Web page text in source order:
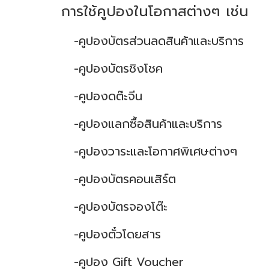
การใช้คูปองในโอกาสต่างๆ เช่น
-คูปองบัตรส่วนลดสินค้าและบริการ
-คูปองบัตรชิงโชค
-คูปองดต๊ะจีน
-คูปองแลกซื้อสินค้าและบริการ
-คูปองวาระและโอกาศพิเศษต่างๆ
-คูปองบัตรคอนเสิร์ต
-คูปองบัตรจองโต๊ะ
-คูปองตั๋วโดยสาร
-คูปอง Gift Voucher